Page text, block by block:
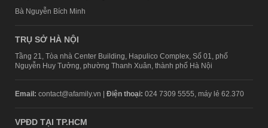
Bà Nguyễn Bích Minh
TRỤ SỞ HÀ NỘI
Tầng 21, Tòa nhà Center Building, Hapulico Complex, Số 01, phố
Nguyễn Huy Tưởng, phường Thanh Xuân, thành phố Hà Nội
Email: contact@afamily.vn | Điện thoại: 024 7309 5555, máy lẻ 62.370
VPĐD TẠI TP.HCM